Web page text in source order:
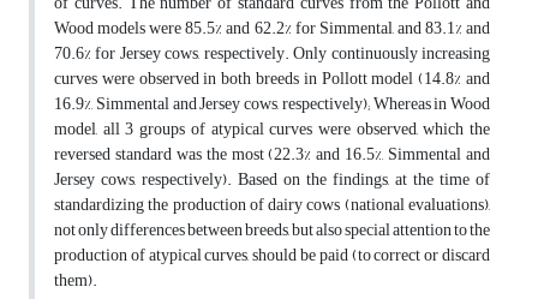
Wood models were 85.5% and 62.2% for Simmental, and 83.1% and
70.6% for Jersey cows, respectively. Only continuously increasing
curves were observed in both breeds in Pollott model (14.8% and
16.9%, Simmental and Jersey cows, respectively); Whereas in Wood
model, all 3 groups of atypical curves were observed, which the
reversed standard was the most (22.3% and 16.5%, Simmental and
Jersey cows, respectively). Based on the findings, at the time of
standardizing the production of dairy cows (national evaluations),
not only differences between breeds, but also special attention to the
production of atypical curves, should be paid (to correct or discard
them).